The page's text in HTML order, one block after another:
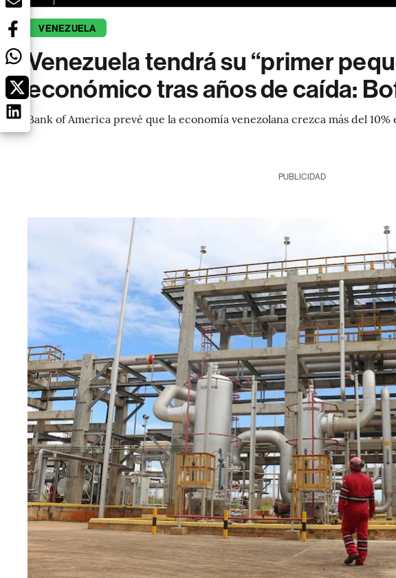
VENEZUELA
Venezuela tendrá su “primer
económico tras años de caída:
Bank of America prevé que la economía venezolana crezca más del
PUBLICIDAD